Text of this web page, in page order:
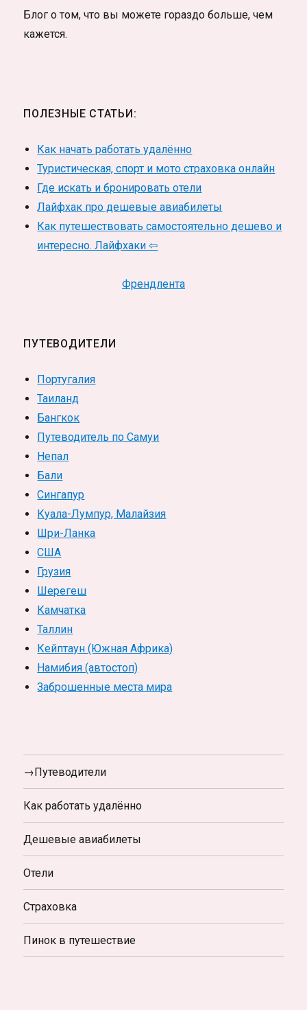
Блог о том, что вы можете гораздо больше, чем
кажется.
ПОЛЕЗНЫЕ СТАТЬИ:
Как начать работать удалённо
Туристическая, спорт и мото страховка онлайн
Где искать и бронировать отели
Лайфхак про дешевые авиабилеты
Как путешествовать самостоятельно дешево и
интересно. Лайфхаки ⇦
Френдлента
ПУТЕВОДИТЕЛИ
Португалия
Таиланд
Бангкок
Путеводитель по Самуи
Непал
Бали
Сингапур
Куала-Лумпур, Малайзия
Шри-Ланка
США
Грузия
Шерегеш
Камчатка
Таллин
Кейптаун (Южная Африка)
Намибия (автостоп)
Заброшенные места мира
→Путеводители
Как работать удалённо
Дешевые авиабилеты
Отели
Страховка
Пинок в путешествие